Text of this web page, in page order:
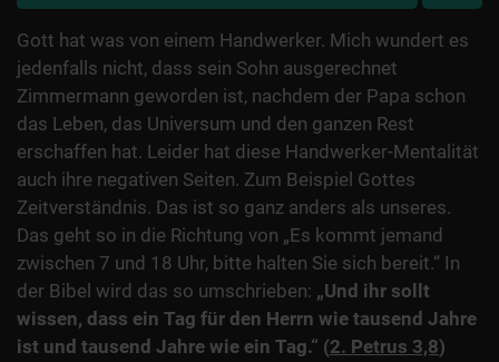
Gott hat was von einem Handwerker. Mich wundert es
jedenfalls nicht, dass sein Sohn ausgerechnet
Zimmermann geworden ist, nachdem der Papa schon
das Leben, das Universum und den ganzen Rest
erschaffen hat. Leider hat diese Handwerker-Mentalität
auch ihre negativen Seiten. Zum Beispiel Gottes
Zeitverständnis. Das ist so ganz anders als unseres.
Das geht so in die Richtung von „Es kommt jemand
zwischen 7 und 18 Uhr, bitte halten Sie sich bereit.“ In
der Bibel wird das so umschrieben: „Und ihr sollt
wissen, dass ein Tag für den Herrn wie tausend Jahre
ist und tausend Jahre wie ein Tag.“ (2. Petrus 3,8)